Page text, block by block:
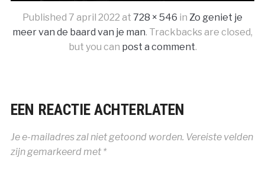
Published 7 april 2022 at 728 × 546 in Zo geniet je
meer van de baard van je man. Trackbacks are closed,
but you can post a comment.
EEN REACTIE ACHTERLATEN
Je e-mailadres zal niet getoond worden. Vereiste velden
zijn gemarkeerd met *